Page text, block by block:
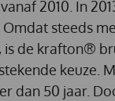
2010. In
steeds
is de krafton®
keuze.
dan 50 jaar.